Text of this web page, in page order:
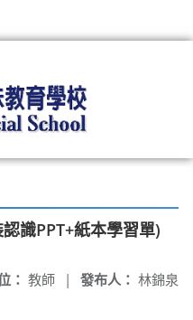
識PPT+紙本學習單)
發布人： 林錦泉
： 教師 |